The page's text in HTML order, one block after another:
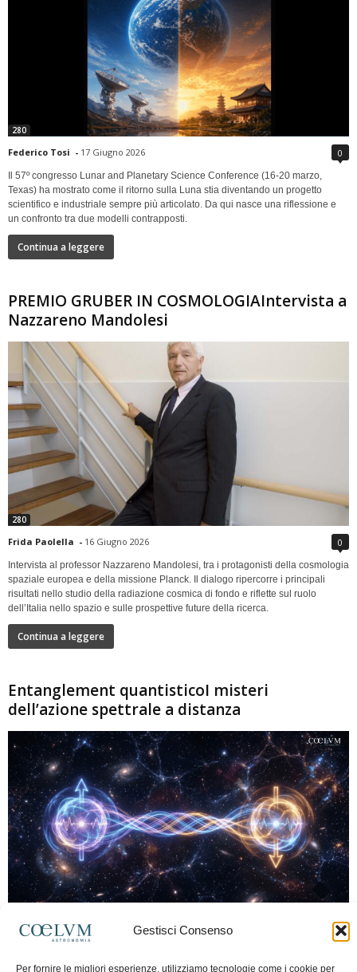
Gestisci Consenso
Per fornire le migliori esperienze, utilizziamo tecnologie come i cookie per
280
Federico Tosi - 17 Giugno 2026 0
Il 57º congresso Lunar and Planetary Science Conference (16-20 marzo,
Texas) ha mostrato come il ritorno sulla Luna stia diventando un progetto
scientifico e industriale sempre più articolato. Da qui nasce una riflessione e
un confronto tra due modelli contrapposti.
Continua a leggere
PREMIO GRUBER IN COSMOLOGIAIntervista a
Nazzareno Mandolesi
280
Frida Paolella - 16 Giugno 2026 0
Intervista al professor Nazzareno Mandolesi, tra i protagonisti della cosmologia
spaziale europea e della missione Planck. Il dialogo ripercorre i principali
risultati nello studio della radiazione cosmica di fondo e riflette sul ruolo
dell’Italia nello spazio e sulle prospettive future della ricerca.
Continua a leggere
Entanglement quantisticoI misteri
dell’azione spettrale a distanza
Marco Lorrai - 15 Giugno 2026 0
moderna: due particelle possono mostrare correlazioni che sembrano ignorare